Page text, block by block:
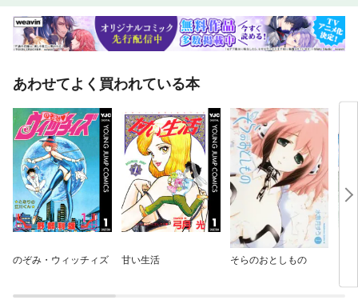
あわせてよく買われている本
のぞみ・ウィッチィズ 甘い生活 そらのおとしもの